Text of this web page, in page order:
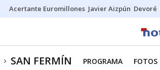
Acertante Euromillones Javier Aizpún Devoré
SAN FERMÍN PROGRAMA FOTOS